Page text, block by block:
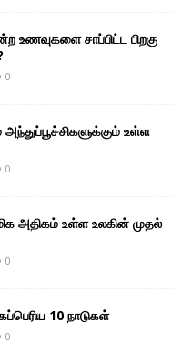
சாப்பிட்ட பிறகு
0
அந்துப்பூச்சிகளுக்கும் உள்ள
0
அதிகம் உள்ள உலகின் முதல்
0
10 நாடுகள்
0